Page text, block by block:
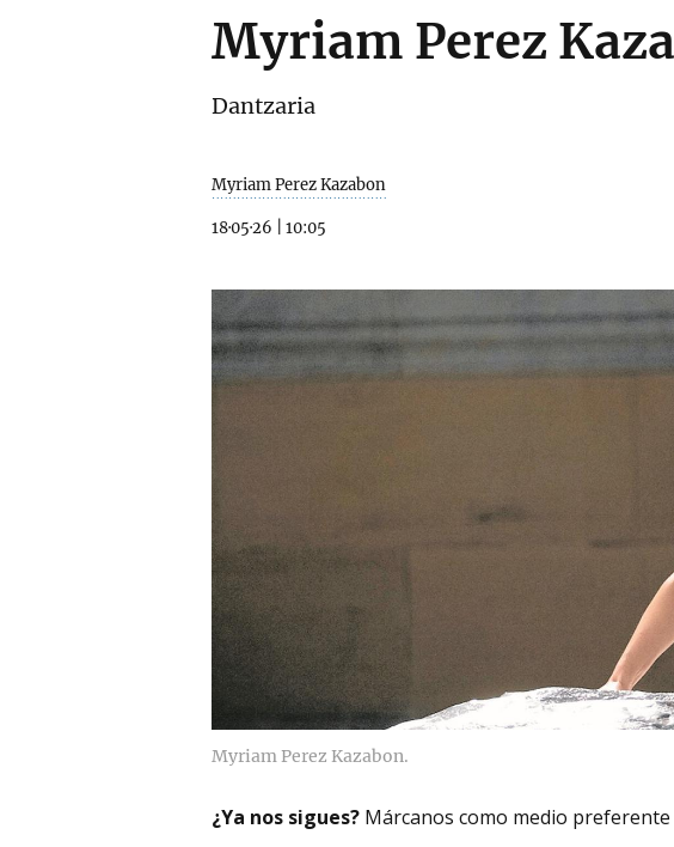
Myriam Perez
Dantzaria
Myriam Perez Kazabon
18·05·26 10:05
Myriam Perez Kazabon.
¿Ya nos sigues? Márcanos como medio preferente